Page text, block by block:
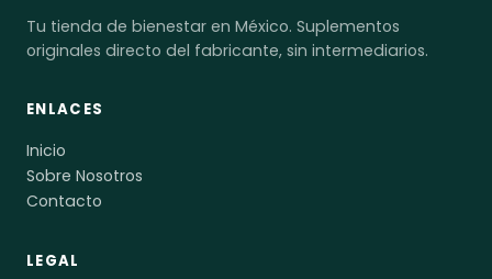
Tu tienda de bienestar en México. Suplementos
originales directo del fabricante, sin intermediarios.
ENLACES
Inicio
Sobre Nosotros
Contacto
LEGAL